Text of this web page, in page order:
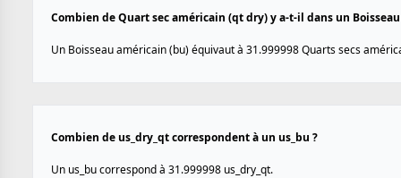
Combien de Quart sec américain (qt dry) y a-t-il dans un
Un Boisseau américain (bu) équivaut à 31.999998 Quarts secs
Combien de us_dry_qt correspondent à un us_bu ?
Un us_bu correspond à 31.999998 us_dry_qt.